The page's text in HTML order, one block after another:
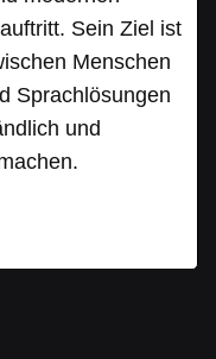
Sein Ziel ist
Menschen
Sprachlösungen
und